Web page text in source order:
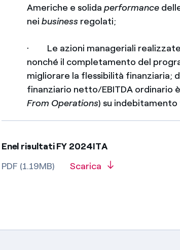
Americhe e solidaperformance
neibusiness regolati;
· Le azioni manageriali
nonché il completamento del
migliorare la flessibilità finanziaria;
finanziario netto/EBITDA ordinario
From Operations) su
Enel risultati FY 2024ITA
PDF (1.19MB)
Scarica